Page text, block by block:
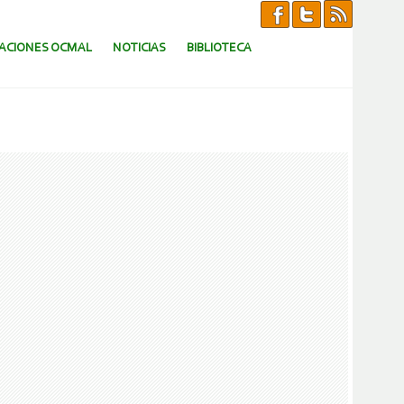
OCMAL NOTICIAS BIBLIOTECA